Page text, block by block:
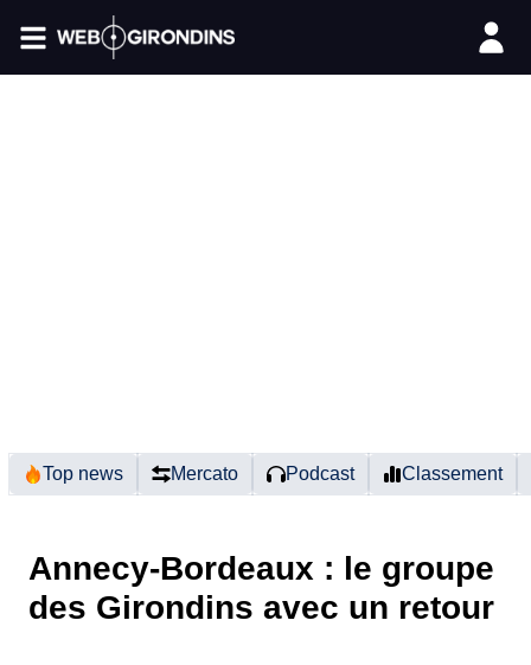
Top news Mercato Podcast Classement
Annecy-Bordeaux : le groupe
des Girondins avec un retour